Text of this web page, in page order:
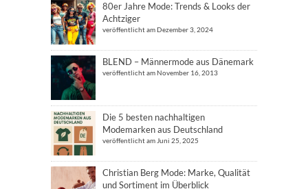
80er Jahre Mode: Trends & Looks der
Achtziger
veröffentlicht am Dezember 3, 2024
BLEND – Männermode aus Dänemark
veröffentlicht am November 16, 2013
Die 5 besten nachhaltigen
Modemarken aus Deutschland
veröffentlicht am Juni 25, 2025
Christian Berg Mode: Marke, Qualität
und Sortiment im Überblick